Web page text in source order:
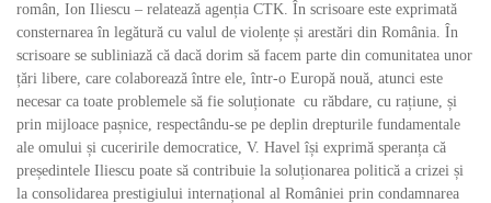
român, Ion Iliescu – relatează agenția CTK. În scrisoare este exprimată
consternarea în legătură cu valul de violențe și arestări din România. În
scrisoare se subliniază că dacă dorim să facem parte din comunitatea unor
țări libere, care colaborează între ele, într-o Europă nouă, atunci este
necesar ca toate problemele să fie soluționate cu răbdare, cu rațiune, și
prin mijloace pașnice, respectându-se pe deplin drepturile fundamentale
ale omului și cuceririle democratice, V. Havel își exprimă speranța că
președintele Iliescu poate să contribuie la soluționarea politică a crizei și
la consolidarea prestigiului internațional al României prin condamnarea